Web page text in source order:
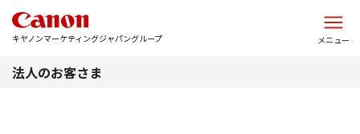
キヤノンマーケティングジャパングループ メニュー
法人のお客さま